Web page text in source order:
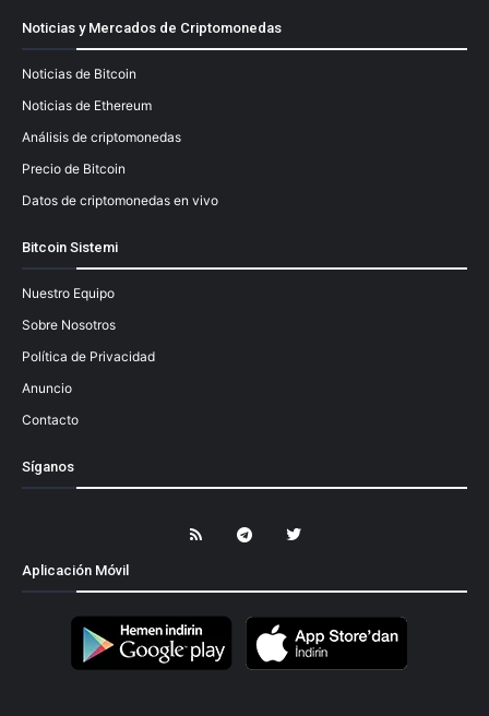
Noticias y Mercados de Criptomonedas
Noticias de Bitcoin
Noticias de Ethereum
Análisis de criptomonedas
Precio de Bitcoin
Datos de criptomonedas en vivo
Bitcoin Sistemi
Nuestro Equipo
Sobre Nosotros
Política de Privacidad
Anuncio
Contacto
Síganos
Aplicación Móvil